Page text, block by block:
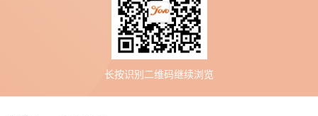
长按识别二维码继续浏览